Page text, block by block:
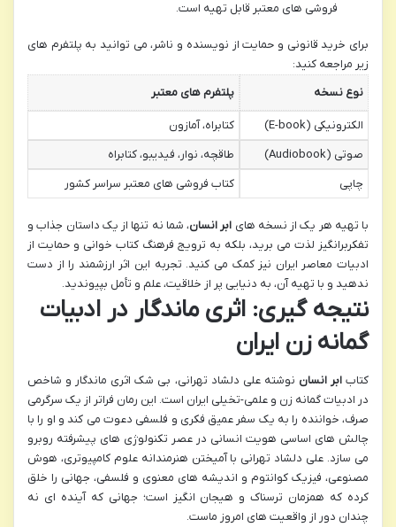
فروشی های معتبر قابل تهیه است.
برای خرید قانونی و حمایت از نویسنده و ناشر، می توانید به پلتفرم های
زیر مراجعه کنید:
نوع نسخه
پلتفرم های معتبر
الکترونیکی (E-book)
کتابراه، آمازون
صوتی (Audiobook)
طاقچه، نوار، فیدیبو، کتابراه
چاپی
کتاب فروشی های معتبر سراسر کشور
با تهیه هر یک از نسخه های ابر انسان، شما نه تنها از یک داستان جذاب و
تفکربرانگیز لذت می برید، بلکه به ترویج فرهنگ کتاب خوانی و حمایت از
ادبیات معاصر ایران نیز کمک می کنید. تجربه این اثر ارزشمند را از دست
ندهید و با تهیه آن، به دنیایی پر از خلاقیت، علم و تأمل بپیوندید.
نتیجه گیری: اثری ماندگار در ادبیات
گمانه زن ایران
کتابابر انسان نوشته علی دلشاد تهرانی، بی شک اثری ماندگار و شاخص
در ادبیات گمانه زن و علمی-تخیلی ایران است. این رمان فراتر از یک سرگرمی
صرف، خواننده را به یک سفر عمیق فکری و فلسفی دعوت می کند و او را با
چالش های اساسی هویت انسانی در عصر تکنولوژی های پیشرفته روبرو
می سازد. علی دلشاد تهرانی با آمیختن هنرمندانه علوم کامپیوتری، هوش
مصنوعی، فیزیک کوانتوم و اندیشه های معنوی و فلسفی، جهانی را خلق
کرده که همزمان ترسناک و هیجان انگیز است؛ جهانی که آینده ای نه
چندان دور از واقعیت های امروز ماست.